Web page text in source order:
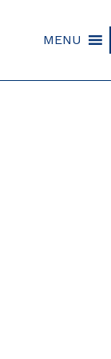
MENU